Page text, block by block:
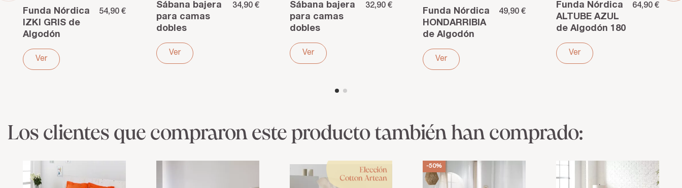
Funda Nórdica
IZKI GRIS de
Algodón
Orgánico 180
Hilos –
Elegancia y
54,90 €
Ver
Sábana bajera
para camas
dobles
90 BEIGE
34,90 €
Ver
Sábana bajera
para camas
dobles
80 BEIGE
32,90 €
Ver
Funda Nórdica
HONDARRIBIA
de Algodón
Orgánico
144 Hilos –
Suavidad gris
49,90 €
Ver
Funda Nórdica
ALTUBE AZUL
de Algodón 180
Ligereza y
frescura
64,90 €
Ver
Los clientes que compraron este producto también han comprado:
-50%